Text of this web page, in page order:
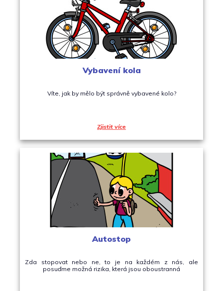
Vybavení kola
Víte, jak by mělo být správně vybavené kolo?
Zjistit více
Autostop
Zda stopovat nebo ne, to je na každém z nás, ale
posuďme možná rizika, která jsou oboustranná